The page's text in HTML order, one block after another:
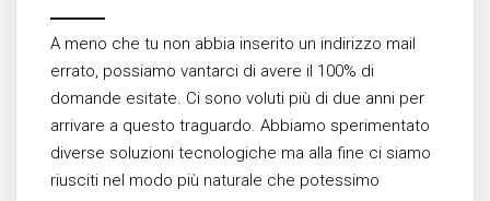
A meno che tu non abbia inserito un indirizzo mail
errato, possiamo vantarci di avere il 100% di
domande esitate. Ci sono voluti più di due anni per
arrivare a questo traguardo. Abbiamo sperimentato
diverse soluzioni tecnologiche ma alla fine ci siamo
riusciti nel modo più naturale che potessimo